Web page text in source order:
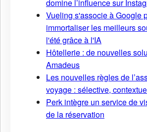
domine l’influence sur
Vueling s'associe à Google
immortaliser les meilleurs
l'été grâce à l'IA
Hôtellerie : de nouvelles
Amadeus
Les nouvelles règles de
voyage : sélective,
Perk intègre un service de
de la réservation